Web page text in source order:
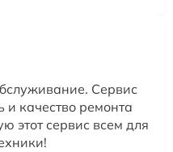
Сервис
и качество ремонта
этот сервис всем для